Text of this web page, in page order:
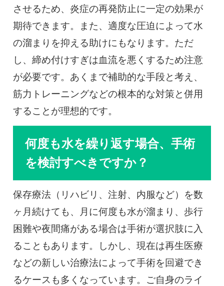
させるため、炎症の再発防止に一定の効果が
期待できます。また、適度な圧迫によって水
の溜まりを抑える助けにもなります。ただ
し、締め付けすぎは血流を悪くするため注意
が必要です。あくまで補助的な手段と考え、
筋力トレーニングなどの根本的な対策と併用
することが理想的です。
何度も水を繰り返す場合、手術
を検討すべきですか？
保存療法（リハビリ、注射、内服など）を数
ヶ月続けても、月に何度も水が溜まり、歩行
困難や夜間痛がある場合は手術が選択肢に入
ることもあります。しかし、現在は再生医療
などの新しい治療法によって手術を回避でき
るケースも多くなっています。ご自身のライ